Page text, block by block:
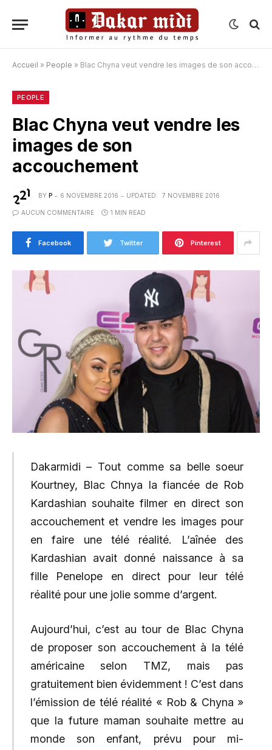
Accueil » People » Blac Chyna veut vendre les images de son accouchement
PEOPLE
Blac Chyna veut vendre les
images de son
accouchement
BY P 6 NOVEMBRE 2016 UPDATED: 7 NOVEMBRE 2016
AUCUN COMMENTAIRE 1 MIN READ
Facebook Twitter Pinterest
Dakarmidi – Tout comme sa belle soeur
Kourtney, Blac Chnya la fiancée de Rob
Kardashian souhaite filmer en direct son
accouchement et vendre les images pour
en faire une télé réalité. L’aînée des
Kardashian avait donné naissance à sa
fille Penelope en direct pour leur télé
réalité pour une jolie somme d’argent.
Aujourd’hui, c’est au tour de Blac Chyna
de proposer son accouchement à la télé
américaine selon TMZ, mais pas
gratuitement bien évidemment ! C’est dans
l’émission de télé réalité « Rob & Chyna »
que la future maman souhaite mettre au
monde son enfant, prévu pour mi-